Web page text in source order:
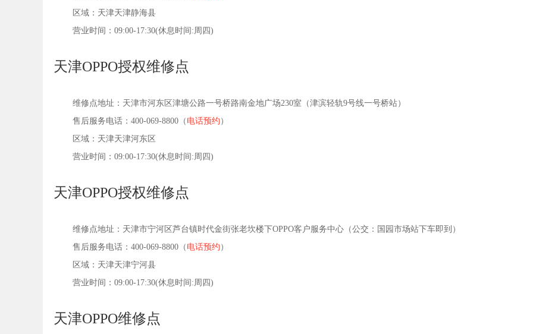
区域：天津天津静海县
营业时间：09:00-17:30(休息时间:周四)
天津OPPO授权维修点
维修点地址：天津市河东区津塘公路一号桥路南金地广场230室（津滨轻轨9号线一号桥站）
售后服务电话：400-069-8800（电话预约）
区域：天津天津河东区
营业时间：09:00-17:30(休息时间:周四)
天津OPPO授权维修点
维修点地址：天津市宁河区芦台镇时代金街张老坎楼下OPPO客户服务中心（公交：国园市场站下车即到）
售后服务电话：400-069-8800（电话预约）
区域：天津天津宁河县
营业时间：09:00-17:30(休息时间:周四)
天津OPPO维修点